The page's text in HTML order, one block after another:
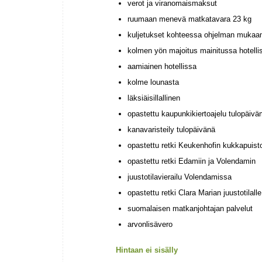
verot ja viranomaismaksut
ruumaan menevä matkatavara 23 kg
kuljetukset kohteessa ohjelman
kolmen yön majoitus mainitussa
aamiainen hotellissa
kolme lounasta
läksiäisillallinen
opastettu kaupunkikiertoajelu
kanavaristeily tulopäivänä
opastettu retki Keukenhofin
opastettu retki Edamiin ja Volendamin
juustotilavierailu Volendamissa
opastettu retki Clara Marian juustotilalle
suomalaisen matkanjohtajan palvelut
arvonlisävero
Hintaan ei sisälly